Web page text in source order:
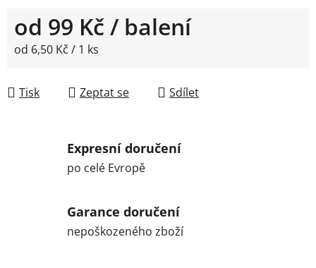
od 99 Kč / balení
Měrná cena:
od 6,50 Kč / 1 ks
Tisk Zeptat se Sdílet
Expresní doručení
po celé Evropě
Garance doručení
nepoškozeného zboží